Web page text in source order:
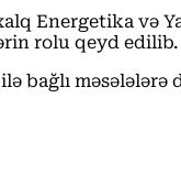
Energetika və
rolu qeyd edilib.
bağlı məsələlərə